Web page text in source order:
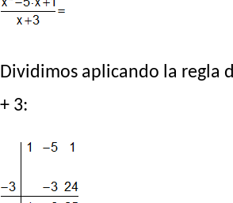
Dividimos aplicando la regla
+ 3: